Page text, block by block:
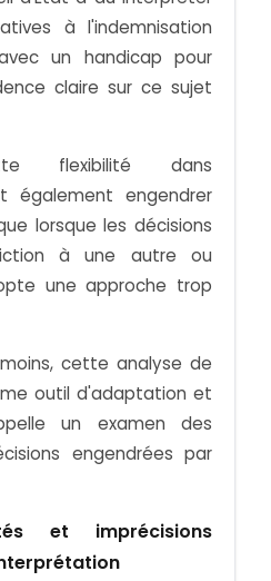
à l'indemnisation
un handicap pour
claire sur ce sujet
flexibilité dans
également engendrer
lorsque les décisions
à une autre ou
une approche trop
cette analyse de
outil d'adaptation et
un examen des
engendrées par
et imprécisions